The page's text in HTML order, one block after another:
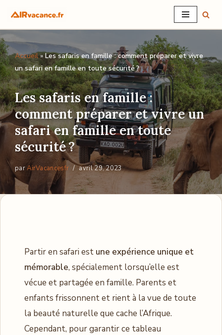
Aller
au
contenu
Accueil»Les safaris en famille : comment préparer et vivre
un safari en famille en toute sécurité ?
Les safaris en famille :
comment préparer et vivre un
safari en famille en toute
sécurité ?
parAirVacancesfr avril 29, 2023
Partir en safari est une expérience unique et
mémorable, spécialement lorsqu’elle est
vécue et partagée en famille. Parents et
enfants frissonnent et rient à la vue de toute
la beauté naturelle que cache l’Afrique.
Cependant, pour garantir ce tableau